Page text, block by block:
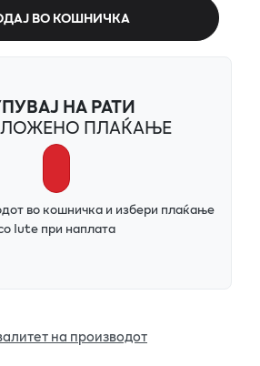
ВО КОШНИЧКА
НА РАТИ
ПЛАЌАЊЕ
во кошничка и избери плаќање
Iute при наплата
на производот